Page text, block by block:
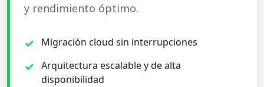
y rendimiento óptimo.
Migración cloud sin interrupciones
Arquitectura escalable y de alta
disponibilidad